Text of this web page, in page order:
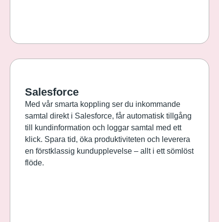
Salesforce
Med vår smarta koppling ser du inkommande
samtal direkt i Salesforce, får automatisk tillgång
till kundinformation och loggar samtal med ett
klick. Spara tid, öka produktiviteten och leverera
en förstklassig kundupplevelse – allt i ett sömlöst
flöde.